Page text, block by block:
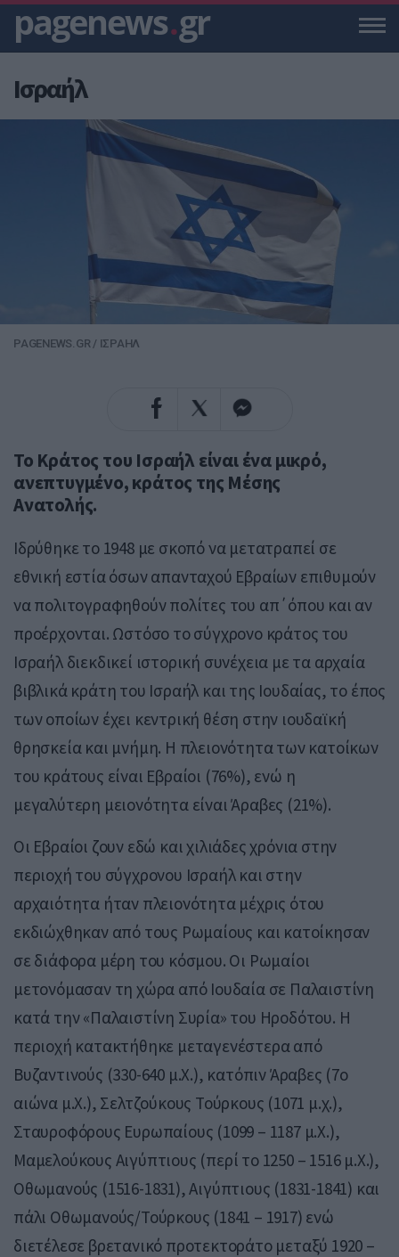
pagenews.gr
Ισραήλ
PAGENEWS.GR / ΙΣΡΑΗΛ
Το Κράτος του Ισραήλ είναι ένα μικρό,
ανεπτυγμένο, κράτος της Μέσης
Ανατολής.
Ιδρύθηκε το 1948 με σκοπό να μετατραπεί σε
εθνική εστία όσων απανταχού Εβραίων επιθυμούν
να πολιτογραφηθούν πολίτες του απ΄όπου και αν
προέρχονται. Ωστόσο το σύγχρονο κράτος του
Ισραήλ διεκδικεί ιστορική συνέχεια με τα αρχαία
βιβλικά κράτη του Ισραήλ και της Ιουδαίας, το έπος
των οποίων έχει κεντρική θέση στην ιουδαϊκή
θρησκεία και μνήμη. Η πλειονότητα των κατοίκων
του κράτους είναι Εβραίοι (76%), ενώ η
μεγαλύτερη μειονότητα είναι Άραβες (21%).
Οι Εβραίοι ζουν εδώ και χιλιάδες χρόνια στην
περιοχή του σύγχρονου Ισραήλ και στην
αρχαιότητα ήταν πλειονότητα μέχρις ότου
εκδιώχθηκαν από τους Ρωμαίους και κατοίκησαν
σε διάφορα μέρη του κόσμου. Οι Ρωμαίοι
μετονόμασαν τη χώρα από Ιουδαία σε Παλαιστίνη
κατά την «Παλαιστίνη Συρία» του Ηροδότου. Η
περιοχή κατακτήθηκε μεταγενέστερα από
Βυζαντινούς (330-640 μ.Χ.), κατόπιν Άραβες (7ο
αιώνα μ.Χ.), Σελτζούκους Τούρκους (1071 μ.χ.),
Σταυροφόρους Ευρωπαίους (1099 – 1187 μ.Χ.),
Μαμελούκους Αιγύπτιους (περί το 1250 – 1516 μ.Χ.),
Οθωμανούς (1516-1831), Αιγύπτιους (1831-1841) και
πάλι Οθωμανούς/Τούρκους (1841 – 1917) ενώ
διετέλεσε βρετανικό προτεκτοράτο μεταξύ 1920 –